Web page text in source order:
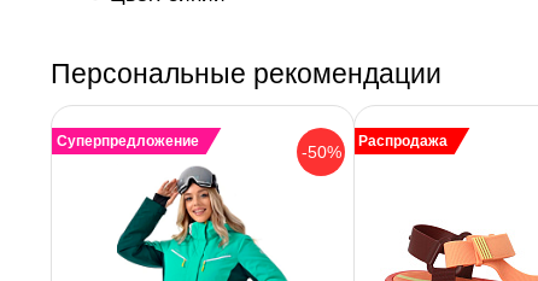
Персональные рекомендации
-50%
Суперпредложение Распродажа